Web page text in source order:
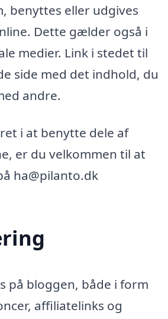
benyttes eller udgives
Dette gælder også i
medier. Link i stedet til
side med det indhold, du
andre.
i at benytte dele af
er du velkommen til at
ha@pilanto.dk
på bloggen, både i form
affiliatelinks og